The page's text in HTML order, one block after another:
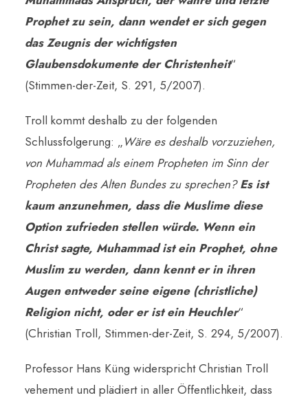
Prophet zu sein, dann wendet er sich gegen
das Zeugnis der wichtigsten
Glaubensdokumente der Christenheit“
(Stimmen-der-Zeit, S. 291, 5/2007).
Troll kommt deshalb zu der folgenden
Schlussfolgerung: „Wäre es deshalb vorzuziehen,
von Muhammad als einem Propheten im Sinn der
Propheten des Alten Bundes zu sprechen?Es ist
kaum anzunehmen, dass die Muslime diese
Option zufrieden stellen würde. Wenn ein
Christ sagte, Muhammad ist ein Prophet, ohne
Muslim zu werden, dann kennt er in ihren
Augen entweder seine eigene (christliche)
Religion nicht, oder er ist ein Heuchler“
(Christian Troll, Stimmen-der-Zeit, S. 294, 5/2007).
Professor Hans Küng widerspricht Christian Troll
vehement und plädiert in aller Öffentlichkeit, dass